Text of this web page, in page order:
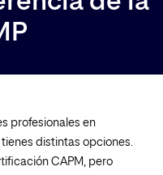
profesionales en
distintas opciones.
CAPM, pero